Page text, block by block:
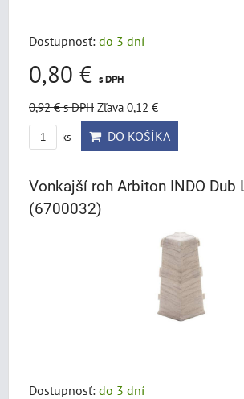
Dostupnosť: do 3 dní
0,80 € s DPH
0,92 €s DPH Zľava 0,12 €
ks DO KOŠÍKA
Vonkajší roh Arbiton INDO Dub
(6700032)
Dostupnosť: do 3 dní